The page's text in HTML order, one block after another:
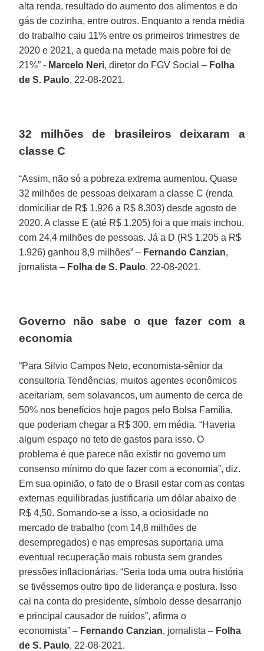
alta renda, resultado do aumento dos alimentos e do
gás de cozinha, entre outros. Enquanto a renda média
do trabalho caiu 11% entre os primeiros trimestres de
2020 e 2021, a queda na metade mais pobre foi de
21%” - Marcelo Neri, diretor do FGV Social – Folha
de S. Paulo, 22-08-2021.
32 milhões de brasileiros deixaram a
classe C
“Assim, não só a pobreza extrema aumentou. Quase
32 milhões de pessoas deixaram a classe C (renda
domiciliar de R$ 1.926 a R$ 8.303) desde agosto de
2020. A classe E (até R$ 1.205) foi a que mais inchou,
com 24,4 milhões de pessoas. Já a D (R$ 1.205 a R$
1.926) ganhou 8,9 milhões” – Fernando Canzian,
jornalista – Folha de S. Paulo, 22-08-2021.
Governo não sabe o que fazer com a
economia
“Para Silvio Campos Neto, economista-sênior da
consultoria Tendências, muitos agentes econômicos
aceitariam, sem solavancos, um aumento de cerca de
50% nos benefícios hoje pagos pelo Bolsa Família,
que poderiam chegar a R$ 300, em média. “Haveria
algum espaço no teto de gastos para isso. O
problema é que parece não existir no governo um
consenso mínimo do que fazer com a economia”, diz.
Em sua opinião, o fato de o Brasil estar com as contas
externas equilibradas justificaria um dólar abaixo de
R$ 4,50. Somando-se a isso, a ociosidade no
mercado de trabalho (com 14,8 milhões de
desempregados) e nas empresas suportaria uma
eventual recuperação mais robusta sem grandes
pressões inflacionárias. “Seria toda uma outra história
se tivéssemos outro tipo de liderança e postura. Isso
cai na conta do presidente, símbolo desse desarranjo
e principal causador de ruídos”, afirma o
economista” – Fernando Canzian, jornalista – Folha
de S. Paulo, 22-08-2021.